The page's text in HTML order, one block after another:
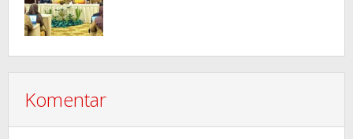
Komentar